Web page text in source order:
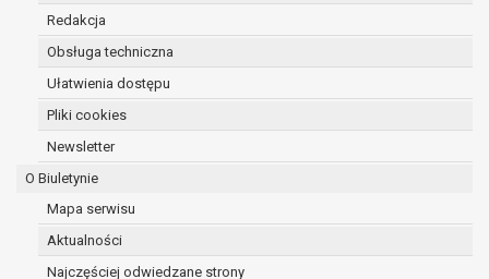
Redakcja
Obsługa techniczna
Ułatwienia dostępu
Pliki cookies
Newsletter
O Biuletynie
Mapa serwisu
Aktualności
Najczęściej odwiedzane strony
Przysługuje Pani/Panu prawo wniesienia skargi do organu
nadzorczego na niezgodne z prawem przetwarzanie
danych osobowych przez administratora.
Organem właściwym do wniesienia skargi jest Prezes
Ochrony Danych Osobowych.
W zależności od sfery, w której przetwarzane są dane
podanie danych osobowych jest dobrowolne albo jest
ustawowym lub umownym.
podejmowaniu decyzji, w tym również profilowaniu.